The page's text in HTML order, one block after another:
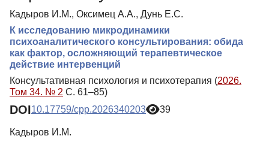
Кадыров И.М., Оксимец А.А., Дунь Е.С.
К исследованию микродинамики
психоаналитического консультирования: обида
как фактор, осложняющий терапевтическое
действие интервенций
Консультативная психология и психотерапия (2026.
Том 34. № 2 С. 61–85)
DOI10.17759/cpp.2026340203 39
Кадыров И.М.